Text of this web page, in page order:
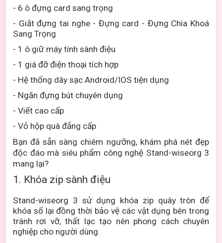
- 6 ô đựng card sang trọng
- Giắt đựng tai nghe - Đựng card - Đựng Chìa Khoá
Sang Trọng
- 1 ô giữ máy tính sành điệu
- 1 giá đỡ điện thoại tích hợp
- Hệ thống dây sạc Android/IOS tiện dụng
- Ngăn đựng bút chuyên dụng
- Viết cao cấp
- Vỏ hộp quà đẳng cấp
Bạn đã sẵn sàng chiêm ngưỡng, khám phá nét đẹp
độc đáo mà siêu phẩm công nghệ Stand-wiseorg 3
mang lại?
1. Khóa zip sành điệu
Stand-wiseorg 3 sử dụng khóa zip quây tròn để
khóa sổ lại đồng thời bảo vệ các vật dụng bên trong
tránh rơi vỡ, thất lạc tạo nên phong cách chuyên
nghiệp cho người dùng.